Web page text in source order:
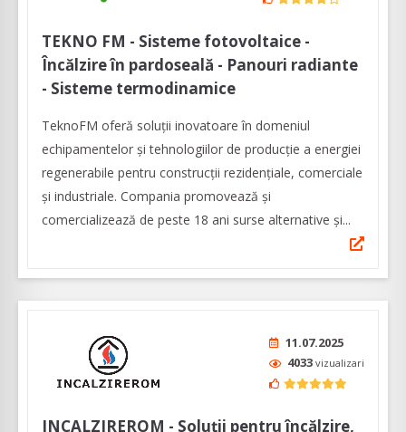
TEKNO FM - Sisteme fotovoltaice -
Încălzire în pardoseală - Panouri radiante
- Sisteme termodinamice
TeknoFM oferă soluții inovatoare în domeniul
echipamentelor și tehnologiilor de producție a energiei
regenerabile pentru construcții rezidențiale, comerciale
și industriale. Compania promovează și
comercializează de peste 18 ani surse alternative și...
11.07.2025
4033 vizualizari
INCALZIREROM - Soluţii pentru încălzire,